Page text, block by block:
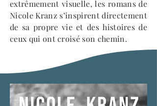
extrêmement visuelle, les romans de
Nicole Kranz s’inspirent directement
de sa propre vie et des histoires de
ceux qui ont croisé son chemin. ​​​​​​